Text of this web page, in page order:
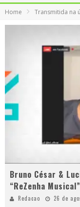
Home Transmitida na
Bruno César &
“ReZenha Musical”
Redacao 26 de